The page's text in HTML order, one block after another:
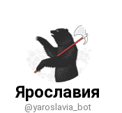
Ярославия
@yaroslavia_bot